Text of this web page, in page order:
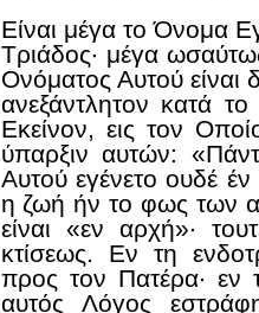
Είναι μέγα το Όνομα
Τριάδος· μέγα
Ονόματος Αυτού είναι
ανεξάντλητον κατά το
Εκείνον, εις τον
ύπαρξιν αυτών:
Αυτού εγένετο ουδέ
η ζωή ήν το φως των
είναι «εν αρχή»·
κτίσεως. Εν τη
προς τον Πατέρα· εν
αυτός Λόγος